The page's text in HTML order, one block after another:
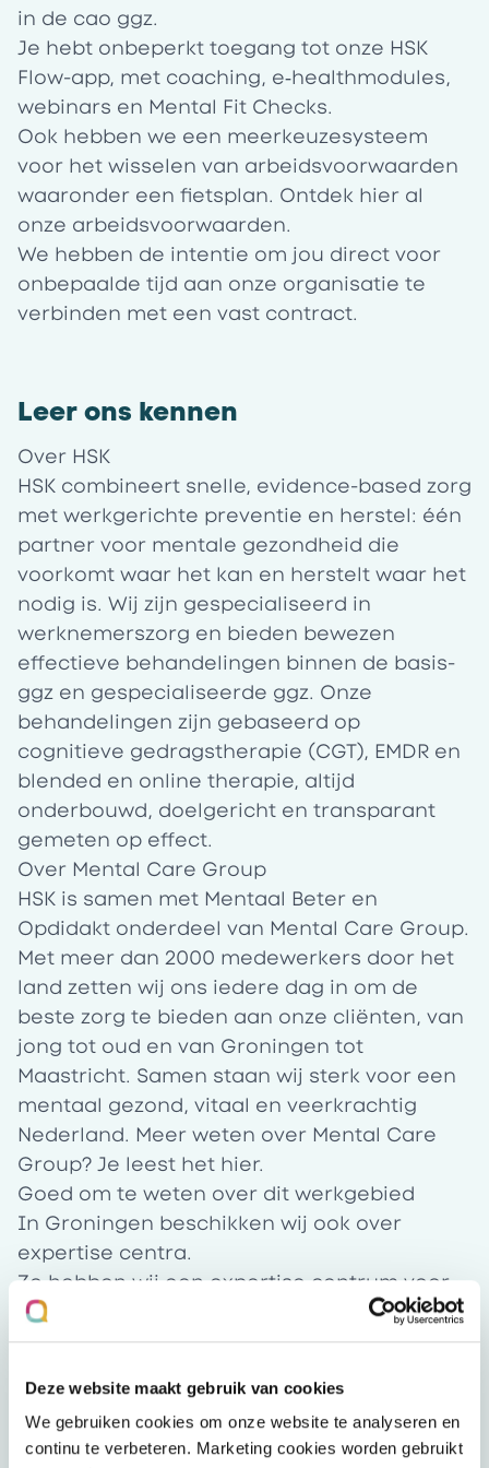
Deze website maakt gebruik van cookies
We gebruiken cookies om onze website te analyseren en
continu te verbeteren. Marketing cookies worden gebruikt
in de cao ggz.
Je hebt onbeperkt toegang tot onze HSK
Flow-app, met coaching, e‑healthmodules,
webinars en Mental Fit Checks.
Ook hebben we een meerkeuzesysteem
voor het wisselen van arbeidsvoorwaarden
waaronder een fietsplan. Ontdek hier al
onze arbeidsvoorwaarden.
We hebben de intentie om jou direct voor
onbepaalde tijd aan onze organisatie te
verbinden met een vast contract.
Leer ons kennen
Over HSK
HSK combineert snelle, evidence-based zorg
met werkgerichte preventie en herstel: één
partner voor mentale gezondheid die
voorkomt waar het kan en herstelt waar het
nodig is. Wij zijn gespecialiseerd in
werknemerszorg en bieden bewezen
effectieve behandelingen binnen de basis-
ggz en gespecialiseerde ggz. Onze
behandelingen zijn gebaseerd op
cognitieve gedragstherapie (CGT), EMDR en
blended en online therapie, altijd
onderbouwd, doelgericht en transparant
gemeten op effect.
Over Mental Care Group
HSK is samen met Mentaal Beter en
Opdidakt onderdeel van Mental Care Group.
Met meer dan 2000 medewerkers door het
land zetten wij ons iedere dag in om de
beste zorg te bieden aan onze cliënten, van
jong tot oud en van Groningen tot
Maastricht. Samen staan wij sterk voor een
mentaal gezond, vitaal en veerkrachtig
Nederland. Meer weten over Mental Care
Group? Je leest het hier.
Goed om te weten over dit werkgebied
In Groningen beschikken wij ook over
expertise centra.
Zo hebben wij een expertise centrum voor
dwang in Groningen Zuid en een cluster C
expertisecentrum in Groningen Noord.#LI-